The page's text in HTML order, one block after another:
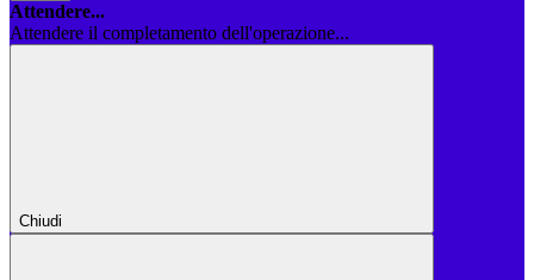
Attendere...
Attendere il completamento dell'operazione...
Chiudi